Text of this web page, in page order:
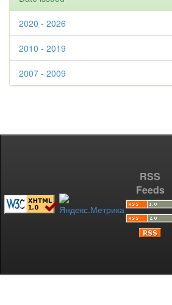
2020 - 2026
2010 - 2019
2007 - 2009
RSS
Feeds